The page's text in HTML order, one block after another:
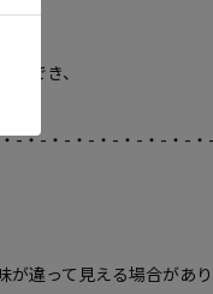
でき、
-・-・-・-・-・-・-・-・
違って見える場合があ